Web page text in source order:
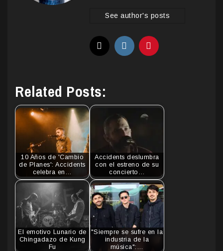
See author's posts
Related Posts:
10 Años de 'Cambio
de Planes': Accidents
celebra en…
Accidents deslumbra
con el estreno de su
concierto…
El emotivo Lunario de
Chingadazo de Kung
Fu
"Siempre se sufre en la
industria de la
música":…